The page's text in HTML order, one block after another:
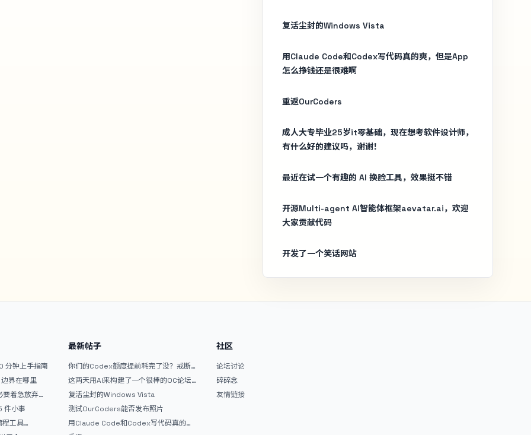
复活尘封的Windows Vista
用Claude Code和Codex写代码真的爽，但是App
怎么挣钱还是很难啊
重返OurCoders
成人大专毕业25岁it零基础，现在想考软件设计师，
有什么好的建议吗，谢谢！
最近在试一个有趣的 AI 换脸工具，效果挺不错
开源Multi-agent AI智能体框架aevatar.ai，欢迎
大家贡献代码
开发了一个笑话网站
分钟上手指南
界在哪里
要着急放弃
件小事
工具
新时代武器
最新帖子
你们的Codex额度提前耗完了没？戒断
反应如何？
这两天用AI来构建了一个很棒的OC论坛
精华区
复活尘封的Windows Vista
测试OurCoders能否发布照片
用Claude Code和Codex写代码真的
爽，但是App怎么挣钱还是很难啊
社区
论坛讨论
碎碎念
友情链接